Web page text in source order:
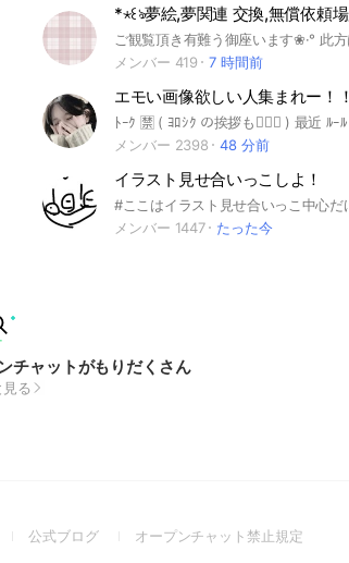
メンバー 419
7 時間前
エモい画像欲しい人集まれー！！
メンバー 2398
48 分前
イラスト見せ合いっこしよ！
メンバー 1447
たった今
チャットがもりだくさん
見る
(Open公式ブログ
(Openオープンチャット禁止規定(Open